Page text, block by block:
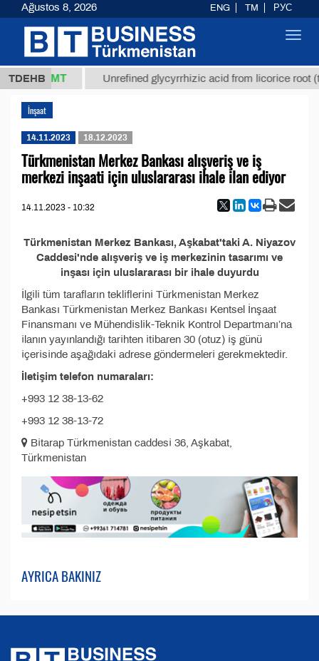
TDEHB
37,8 ТМТ Unrefined glycyrrhizic acid from licorice root
İnşaat
14.11.2023 18.12.2023
Türkmenistan Merkez Bankası alışveriş ve iş
merkezi inşaati için uluslararası ihale ilan ediyor
14.11.2023 - 10:32
Türkmenistan Merkez Bankası, Aşkabat'taki A. Niyazov
Caddesi'nde alışveriş ve iş merkezinin tasarımı ve
inşası için uluslararası bir ihale duyurdu
İlgili tüm tarafların tekliflerini Türkmenistan Merkez
Bankası Türkmenistan Merkez Bankası Kentsel İnşaat
Finansmanı ve Mühendislik-Teknik Kontrol Departmanı’na
ilanın yayınlandığı tarihten itibaren 30 (otuz) iş günü
içerisinde aşağıdaki adrese göndermeleri gerekmektedir.
İletişim telefon numaraları:
+993 12 38-13-62
+993 12 38-13-72
Bitarap Türkmenistan caddesi 36, Aşkabat,
Türkmenistan
AYRICA BAKINIZ
Ağustos 8, 2026 ENG TM РУС